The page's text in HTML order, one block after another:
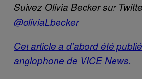
Suivez Olivia Becker sur
@oliviaLbecker
Cet article a d’abord été
anglophone de VICE News.